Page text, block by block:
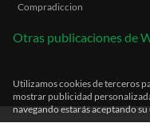
Compradiccion
Otras publicaciones de
Utilizamos cookies de terceros
mostrar publicidad
navegando estarás aceptando su